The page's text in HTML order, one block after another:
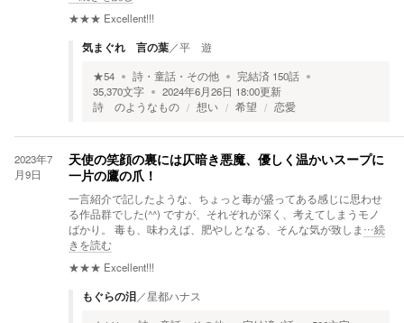
★★★ Excellent!!!
気まぐれ 言の葉／平 遊
★54 詩・童話・その他 完結済 150話
35,370文字 2024年6月26日 18:00更新
詩 のようなもの
想い 希望 恋愛
2023年7
月9日
天使の笑顔の裏には仄暗き悪魔、優しく温かいスープに
一片の鷹の爪！
一言紹介で記したような、ちょっと毒が盛ってある感じに思わせ
る作品群でした(^^) ですが、それぞれが深く、考えてしまうモノ
ばかり。 毒も、味わえば、肥やしとなる、そんな気が致しま …続
きを読む
★★★ Excellent!!!
もぐらの泪／星都ハナス